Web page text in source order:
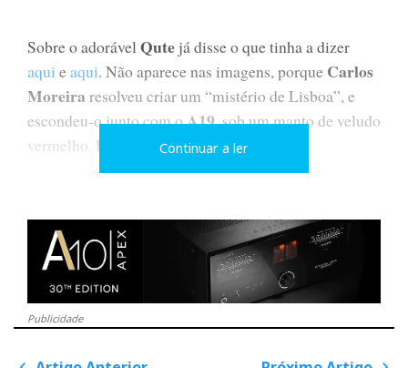
Sobre o adorávelQute já disse o que tinha a dizer
aqui eaqui. Não aparece nas imagens, porque Carlos
Moreira resolveu criar um “mistério de Lisboa”, e
escondeu-o junto com oA19, sob um manto de veludo
vermelho. De facto, havia naquele som uma
misteriosa sensualidade: o que andariam oQute
Havia quem dissesse que também lá estava escondido
um “subwoofer”, mas
Carlos Moreiragarantiu-me
que aquele som todo vinha dasGuru Junior. Seria
falta de educação ir lá espreitar...
Continuar a ler
Publicidade